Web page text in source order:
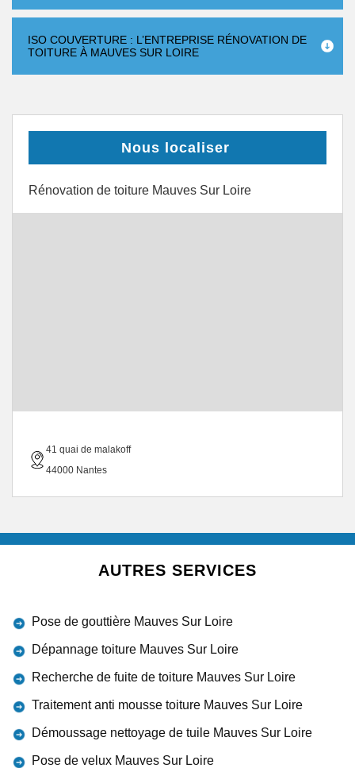
ISO COUVERTURE : L’ENTREPRISE RÉNOVATION DE
TOITURE À MAUVES SUR LOIRE
Nous localiser
Rénovation de toiture Mauves Sur Loire
41 quai de malakoff
44000 Nantes
AUTRES SERVICES
Pose de gouttière Mauves Sur Loire
Dépannage toiture Mauves Sur Loire
Recherche de fuite de toiture Mauves Sur Loire
Traitement anti mousse toiture Mauves Sur Loire
Démoussage nettoyage de tuile Mauves Sur Loire
Pose de velux Mauves Sur Loire